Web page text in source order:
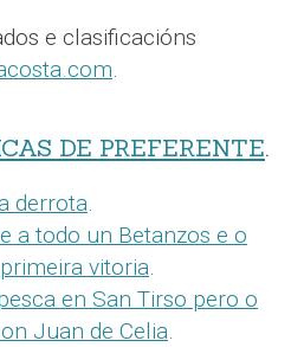
e clasificacións
.
DE PREFERENTE.
derrota.
a todo un Betanzos e o
vitoria.
en San Tirso pero o
Juan de Celia.